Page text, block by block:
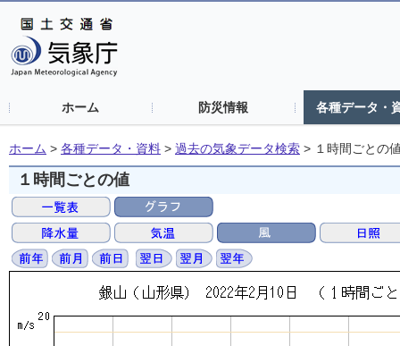
ホーム 防災情報 各種データ・
ホーム > 各種データ・資料 > 過去の気象データ検索 > １時間ごとの
１時間ごとの値